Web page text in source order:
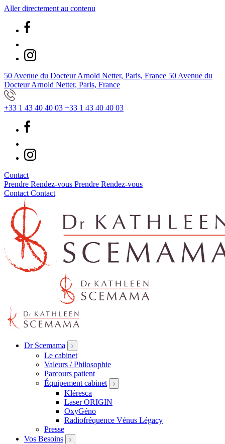
Aller directement au contenu
50 Avenue du Docteur Arnold Netter, Paris, France 50 Avenue du
Docteur Arnold Netter, Paris, France
+33 1 43 40 40 03 +33 1 43 40 40 03
Contact
Prendre Rendez-vous Prendre Rendez-vous
Contact Contact
Dr Scemama
Le cabinet
Valeurs / Philosophie
Parcours patient
Équipement cabinet
Kléresca
Laser ORIGIN
OxyGéno
Radiofréquence Vénus Légacy
Presse
Vos Besoins